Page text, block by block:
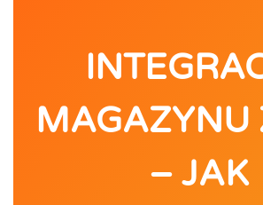
MAGAZYNU
– JAK